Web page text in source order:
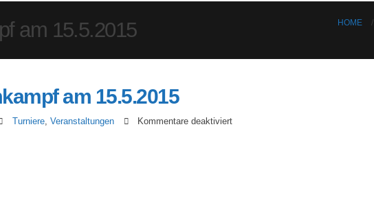
am 15.5.2015 HOME
am 15.5.2015
Turniere, Veranstaltungen Kommentare deaktiviertfür